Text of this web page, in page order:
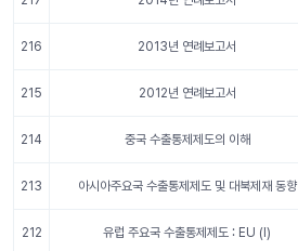
216 2013년 연례보고서
215 2012년 연례보고서
214 중국 수출통제제도의 이해
213 아시아주요국 수출통제제도 및 대북제재 동향
212 유럽 주요국 수출통제제도 : EU (I)